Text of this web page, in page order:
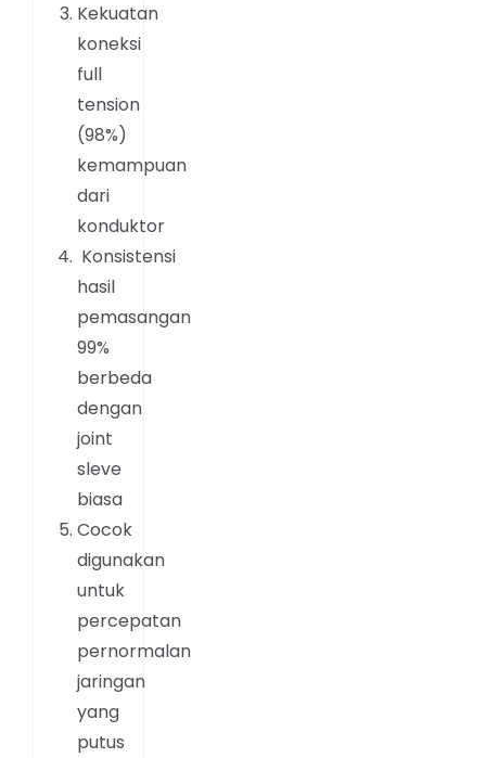
Kekuatan
koneksi
full
tension
(98%)
kemampuan
dari
konduktor
Konsistensi
hasil
pemasangan
99%
berbeda
dengan
joint
sleve
biasa
Cocok
digunakan
untuk
percepatan
pernormalan
jaringan
yang
putus